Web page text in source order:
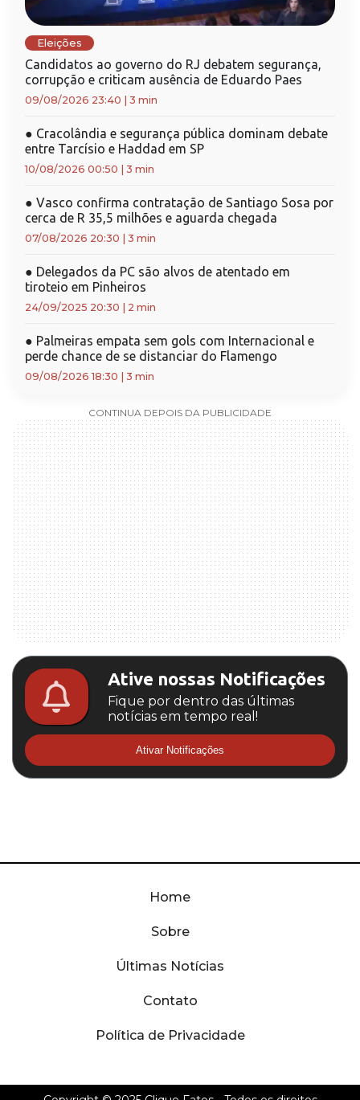
Eleições
Candidatos ao governo do RJ debatem segurança,
corrupção e criticam ausência de Eduardo Paes
09/08/2026 23:40 | 3 min
● Cracolândia e segurança pública dominam debate
entre Tarcísio e Haddad em SP
10/08/2026 00:50 | 3 min
● Vasco confirma contratação de Santiago Sosa por
cerca de R 35,5 milhões e aguarda chegada
07/08/2026 20:30 | 3 min
● Delegados da PC são alvos de atentado em
tiroteio em Pinheiros
24/09/2025 20:30 | 2 min
● Palmeiras empata sem gols com Internacional e
perde chance de se distanciar do Flamengo
09/08/2026 18:30 | 3 min
CONTINUA DEPOIS DA PUBLICIDADE
Ative nossas Notificações
Fique por dentro das últimas
notícias em tempo real!
Ativar Notificações
Home
Sobre
Últimas Notícias
Contato
Política de Privacidade